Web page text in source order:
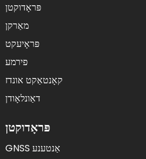
פּראָדוקטן
מאַרקן
פּראָיעקט
פירמע
קאָנטאַקט אונדז
דאַונלאָודן
פּראָדוקטן
GNSS אַנטענע